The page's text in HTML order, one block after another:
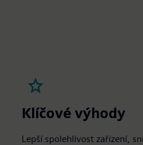
Klíčové výhody
Lepší spolehlivost zařízení,